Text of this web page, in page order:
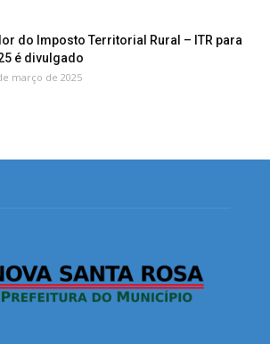
do Imposto Territorial Rural – ITR para
é divulgado
março de 2025